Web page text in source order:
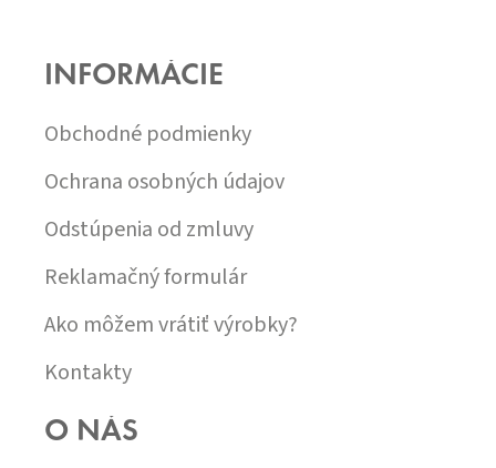
INFORMÁCIE
Obchodné podmienky
Ochrana osobných údajov
Odstúpenia od zmluvy
Reklamačný formulár
Ako môžem vrátiť výrobky?
Kontakty
O NÁS